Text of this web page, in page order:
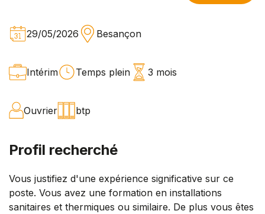
29/05/2026 Besançon
Intérim Temps plein 3 mois
Ouvrier btp
Profil recherché
Vous justifiez d'une expérience significative sur ce
poste. Vous avez une formation en installations
sanitaires et thermiques ou similaire. De plus vous êtes